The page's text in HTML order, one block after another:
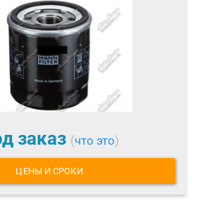
заказ (что это)
ЦЕНЫ И СРОКИ